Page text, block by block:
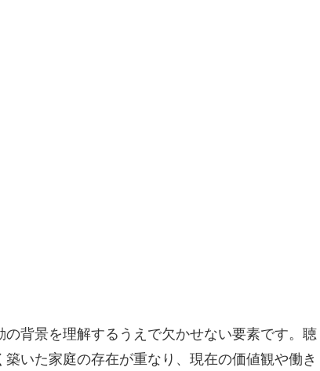
背景を理解するうえで欠かせない要素です。聴
いた家庭の存在が重なり、現在の価値観や働き